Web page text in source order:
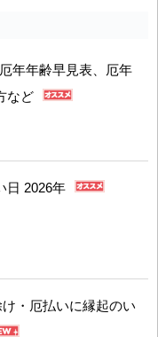
年年齢早見表、厄年
など
日 2026年
・厄払いに縁起のい